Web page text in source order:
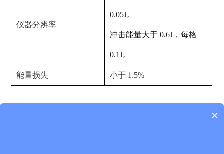
仪器分辨率
0.05J。
冲击能量大于 0.6J，每格
0.1J。
能量损失 小于 1.5%
×